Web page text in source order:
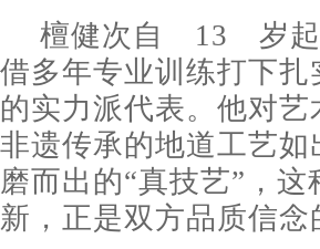
檀健次自 13 岁起
借多年专业训练打下
的实力派代表。他对
非遗传承的地道工艺
磨而出的“真技艺”，
新，正是双方品质信念